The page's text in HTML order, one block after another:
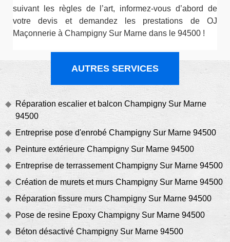
suivant les règles de l’art, informez-vous d’abord de
votre devis et demandez les prestations de OJ
Maçonnerie à Champigny Sur Marne dans le 94500 !
AUTRES SERVICES
Réparation escalier et balcon Champigny Sur Marne
94500
Entreprise pose d'enrobé Champigny Sur Marne 94500
Peinture extérieure Champigny Sur Marne 94500
Entreprise de terrassement Champigny Sur Marne 94500
Création de murets et murs Champigny Sur Marne 94500
Réparation fissure murs Champigny Sur Marne 94500
Pose de resine Epoxy Champigny Sur Marne 94500
Béton désactivé Champigny Sur Marne 94500